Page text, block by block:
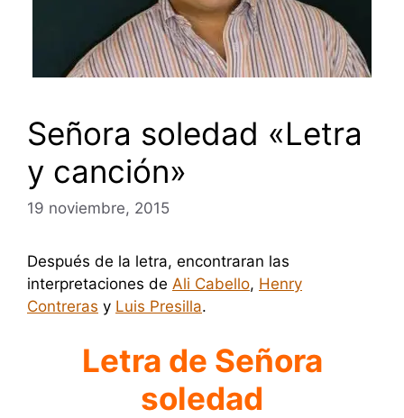
Señora soledad «Letra
y canción»
19 noviembre, 2015
Después de la letra, encontraran las
interpretaciones de Ali Cabello, Henry
Contreras y Luis Presilla.
Letra de Señora
soledad